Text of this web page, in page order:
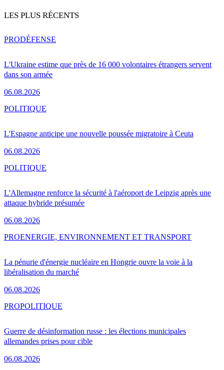
LES PLUS RÉCENTS
L'Ukraine estime que près de 16 000 volontaires étrangers servent
dans son armée
06.08.2026
PRODÉFENSE
L'Espagne anticipe une nouvelle poussée migratoire à Ceuta
06.08.2026
POLITIQUE
L'Allemagne renforce la sécurité à l'aéroport de Leipzig après une
attaque hybride présumée
06.08.2026
POLITIQUE
La pénurie d'énergie nucléaire en Hongrie ouvre la voie à la
libéralisation du marché
06.08.2026
PROENERGIE, ENVIRONNEMENT ET TRANSPORT
Guerre de désinformation russe : les élections municipales
allemandes prises pour cible
06.08.2026
PROPOLITIQUE